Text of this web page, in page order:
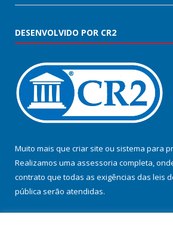
DESENVOLVIDO POR CR2
Muito mais que criar site ou sistema para
Realizamos uma assessoria completa,
contrato que todas as exigências das leis
pública serão atendidas.